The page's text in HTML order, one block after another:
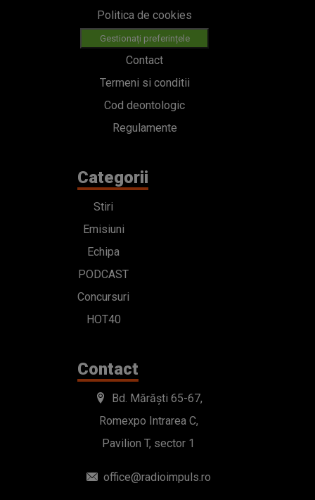
Politica de cookies
Gestionați preferințele
Contact
Termeni si conditii
Cod deontologic
Regulamente
Categorii
Stiri
Emisiuni
Echipa
PODCAST
Concursuri
HOT40
Contact
Bd. Mărăști 65-67,
Romexpo Intrarea C,
Pavilion T, sector 1
office@radioimpuls.ro